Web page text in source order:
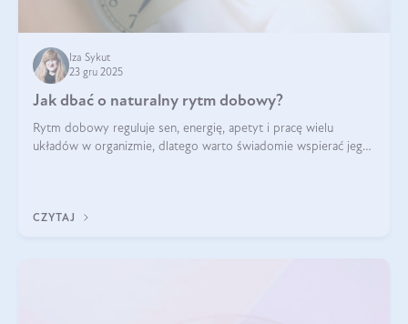
Iza Sykut
23 gru 2025
Jak dbać o naturalny rytm dobowy?
Rytm dobowy reguluje sen, energię, apetyt i pracę wielu
układów w organizmie, dlatego warto świadomie wspierać jego
CZYTAJ